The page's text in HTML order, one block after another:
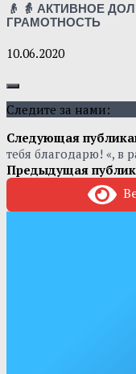
👴 👵 АКТИВНОЕ
ГРАМОТНОСТЬ
10.06.2020
Следите за нами:
Следующая
тебя благодарю! «, в
Предыдущая